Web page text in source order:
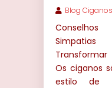
Blog
Transformar
Os ciganos
estilo de